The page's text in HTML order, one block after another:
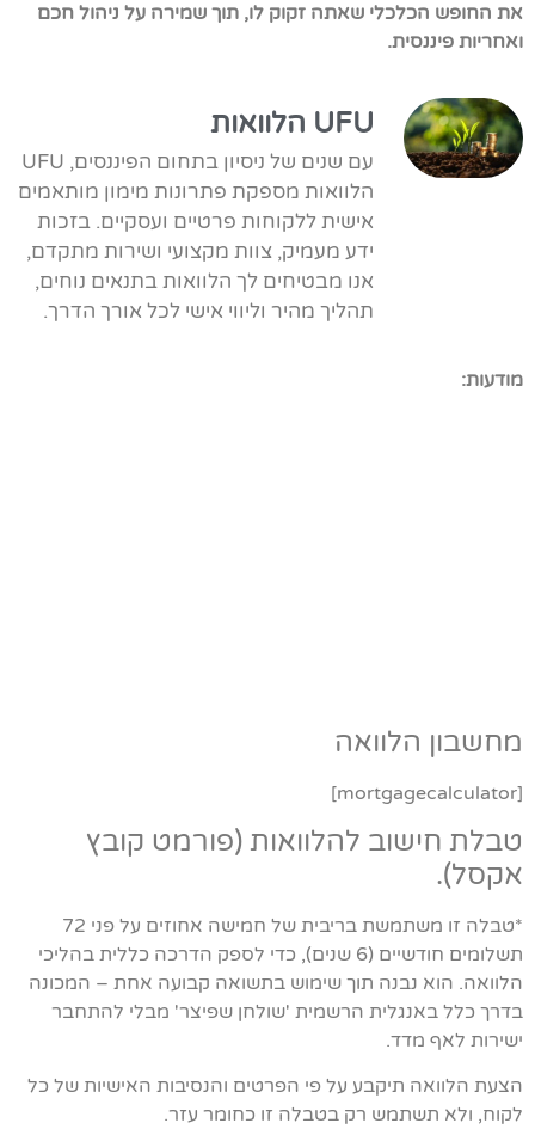
את החופש הכלכלי שאתה זקוק לו, תוך שמירה על ניהול חכם
ואחריות פיננסית.
UFU הלוואות
עם שנים של ניסיון בתחום הפיננסים, UFU
הלוואות מספקת פתרונות מימון מותאמים
אישית ללקוחות פרטיים ועסקיים. בזכות
ידע מעמיק, צוות מקצועי ושירות מתקדם,
אנו מבטיחים לך הלוואות בתנאים נוחים,
תהליך מהיר וליווי אישי לכל אורך הדרך.
מודעות:
מחשבון הלוואה
[mortgagecalculator]
טבלת חישוב להלוואות (פורמט קובץ
אקסל).
*טבלה זו משתמשת בריבית של חמישה אחוזים על פני 72
תשלומים חודשיים (6 שנים), כדי לספק הדרכה כללית בהליכי
הלוואה. הוא נבנה תוך שימוש בתשואה קבועה אחת – המכונה
בדרך כלל באנגלית הרשמית 'שולחן שפיצר' מבלי להתחבר
ישירות לאף מדד.
הצעת הלוואה תיקבע על פי הפרטים והנסיבות האישיות של כל
לקוח, ולא תשתמש רק בטבלה זו כחומר עזר.